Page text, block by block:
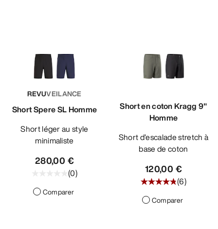
REVUVEILANCE
Short Spere SL Homme
Short léger au style
minimaliste
280,00 €
(0)
Comparer
Short en coton Kragg 9"
Homme
Short d’escalade stretch à
base de coton
120,00 €
(6)
Comparer